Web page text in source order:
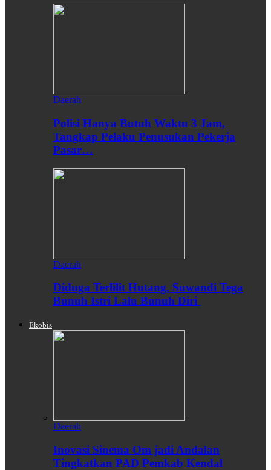
Daerah
Polisi Hanya Butuh Waktu 3 Jam,
Tangkap Pelaku Penusukan Pekerja
Pasar…
Daerah
Diduga Terlilit Hutang, Suwandi Tega
Bunuh Istri Lalu Bunuh Diri
Ekobis
Daerah
Inovasi Sinema Om jadi Andalan
Tingkatkan PAD Pemkab Kendal